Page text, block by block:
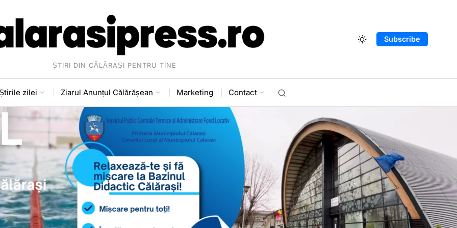
ȘTIRI DIN CĂLĂRAȘI PENTRU TINE
Subscribe
zilei Ziarul Anunțul Călărășean Marketing Contact